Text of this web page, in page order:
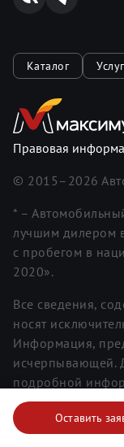
Оставить
Каталог
Правовая
© 2015– 2026
* –
лучшим дилером
с пробегом в
2020».
Все сведения,
носят
Информация,
исчерпывающей.
подробной
менеджерам.
публичной